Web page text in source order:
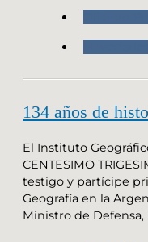
134 años de
El Instituto
CENTESIMO
testigo y partícipe
Geografía en la
Ministro de Defensa,